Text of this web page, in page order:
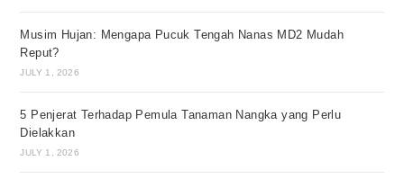
Musim Hujan: Mengapa Pucuk Tengah Nanas MD2 Mudah
Reput?
JULY 1, 2026
5 Penjerat Terhadap Pemula Tanaman Nangka yang Perlu
Dielakkan
JULY 1, 2026